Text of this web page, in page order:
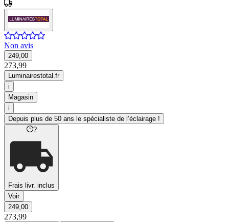
Non avis
249,00
273,99
Luminairestotal.fr
i
Magasin
i
Depuis plus de 50 ans le spécialiste de l’éclairage !
?
Frais livr. inclus
Voir
249,00
273,99